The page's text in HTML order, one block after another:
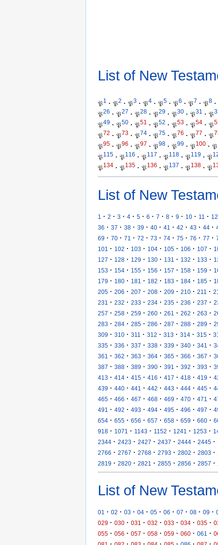
List of New
𝔓1 · 𝔓2 · 𝔓3 · 𝔓4 · 𝔓5 · 𝔓6 · 𝔓7 · 𝔓8 ·
𝔓26 · 𝔓27 · 𝔓28 · 𝔓29 · 𝔓30 · 𝔓31 · 𝔓
𝔓49 · 𝔓50 · 𝔓51 · 𝔓52 · 𝔓53 · 𝔓54 · 𝔓
𝔓72 · 𝔓73 · 𝔓74 · 𝔓75 · 𝔓76 · 𝔓77 · 𝔓
𝔓95 · 𝔓96 · 𝔓97 · 𝔓98 · 𝔓99 · 𝔓100 · 𝔓
𝔓115 · 𝔓116 · 𝔓117 · 𝔓118 · 𝔓119 · 𝔓
𝔓134 · 𝔓135 · 𝔓136 · 𝔓137 · 𝔓138 · 𝔓
List of New
1 · 2 · 3 · 4 · 5 · 6 · 7 · 8 · 9 · 10 · 11 · 12
36 · 37 · 38 · 39 · 40 · 41 · 42 · 43 · 44 ·
69 · 70 · 71 · 72 · 73 · 74 · 75 · 76 · 77 ·
101
· 102 · 103 · 104 · 105 · 106 · 107 ·
127 · 128 · 129 · 130 · 131 · 132 · 133 ·
153 · 154 · 155 · 156 · 157 · 158 · 159 ·
179 · 180 · 181 · 182 · 183 · 184 · 185 ·
205 · 206 · 207 · 208 · 209 · 210 · 211 ·
231
· 232 · 233 · 234 · 235 · 236 · 237 ·
257 · 258 · 259 · 260 · 261 · 262 · 263 ·
283 · 284 · 285 · 286 · 287 · 288 · 289 ·
309 · 310 · 311 · 312 · 313 · 314 · 315 ·
335 · 336 · 337 · 338 · 339 · 340 · 341 ·
361
· 362 · 363 · 364 · 365 · 366 · 367 ·
387 · 388 · 389 · 390 · 391 · 392 · 393 ·
413 · 414 · 415 · 416 · 417 · 418 · 419 ·
439 · 440 · 441 · 442 · 443 · 444 · 445 ·
465 · 466 · 467 · 468 · 469 · 470 · 471 ·
491
· 492 · 493 · 494 · 495 · 496 · 497 ·
654 · 655 · 656 · 657 · 658 · 659 · 660 ·
918 · 1071 · 1143 · 1152 · 1241 · 1253 ·
2344 · 2423 · 2427 · 2437 · 2444 · 2445 ·
2766 · 2767 · 2768 · 2793 · 2802 · 2803 ·
2819 · 2820 · 2821 · 2855 · 2856 · 2857 ·
List of New
01 · 02 · 03 · 04 · 05 · 06 · 07 · 08 · 09 ·
029 · 030 · 031 · 032 · 033 · 034 · 035 ·
055 · 056 · 057 · 058 · 059 · 060 · 061 ·